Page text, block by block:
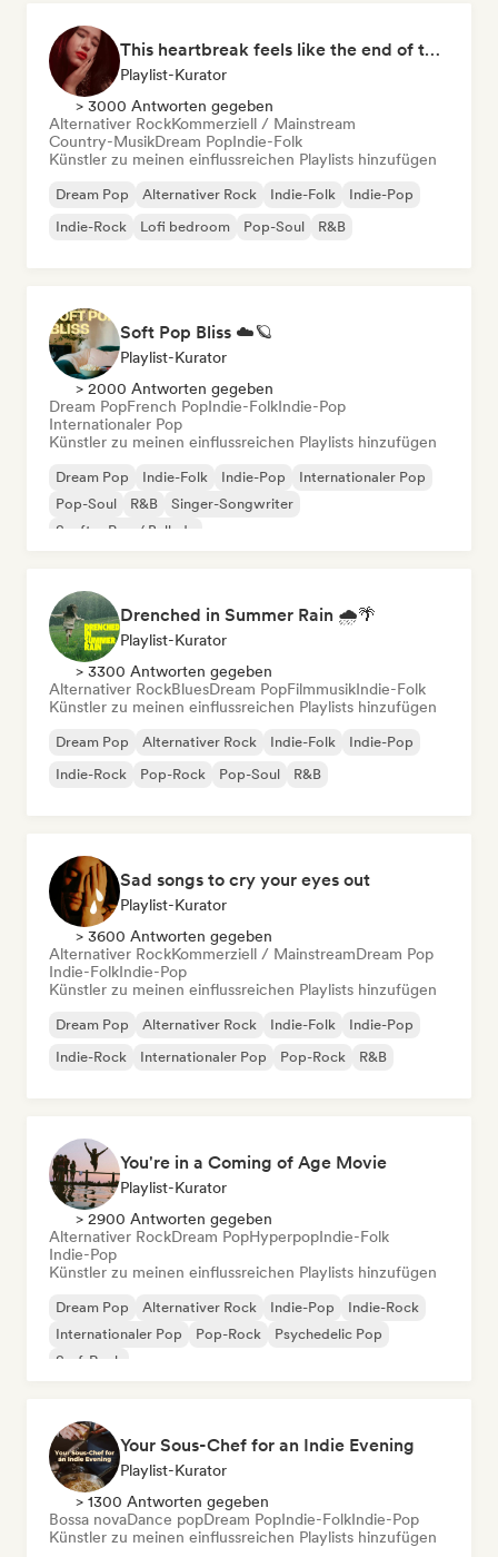
This heartbreak feels like the end of the world
Playlist-Kurator
> 3000 Antworten gegeben
Alternativer RockKommerziell / Mainstream
Country-MusikDream PopIndie-Folk
Künstler zu meinen einflussreichen Playlists hinzufügen
Dream Pop Alternativer Rock Indie-Folk
Indie-Pop
Indie-Rock
Lofi bedroom Pop-Soul R&B
Soft Pop Bliss ☁️🪐
Playlist-Kurator
> 2000 Antworten gegeben
Dream PopFrench PopIndie-FolkIndie-Pop
Internationaler Pop
Künstler zu meinen einflussreichen Playlists hinzufügen
Dream Pop Indie-Folk Indie-Pop
Internationaler Pop
Pop-Soul
R&B
Singer-Songwriter
Sanfter Pop / Ballade
Drenched in Summer Rain 🌧️🌴
Playlist-Kurator
> 3300 Antworten gegeben
Alternativer RockBluesDream PopFilmmusikIndie-Folk
Künstler zu meinen einflussreichen Playlists hinzufügen
Dream Pop Alternativer Rock Indie-Folk
Indie-Pop
Indie-Rock
Pop-Rock Pop-Soul R&B
Sad songs to cry your eyes out
Playlist-Kurator
> 3600 Antworten gegeben
Alternativer RockKommerziell / MainstreamDream Pop
Indie-FolkIndie-Pop
Künstler zu meinen einflussreichen Playlists hinzufügen
Dream Pop Alternativer Rock Indie-Folk
Indie-Pop
Indie-Rock
Internationaler Pop Pop-Rock R&B
You're in a Coming of Age Movie
Playlist-Kurator
> 2900 Antworten gegeben
Alternativer RockDream PopHyperpopIndie-Folk
Indie-Pop
Künstler zu meinen einflussreichen Playlists hinzufügen
Dream Pop Alternativer Rock Indie-Pop
Indie-Rock
Internationaler Pop
Pop-Rock
Psychedelic Pop
Surf-Rock
Your Sous-Chef for an Indie Evening
Playlist-Kurator
> 1300 Antworten gegeben
Bossa novaDance popDream PopIndie-FolkIndie-Pop
Künstler zu meinen einflussreichen Playlists hinzufügen